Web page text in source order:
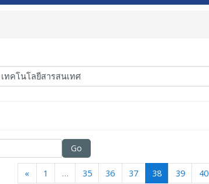
Go
« Previous
1 … 35 36 37 38(current)
39 40